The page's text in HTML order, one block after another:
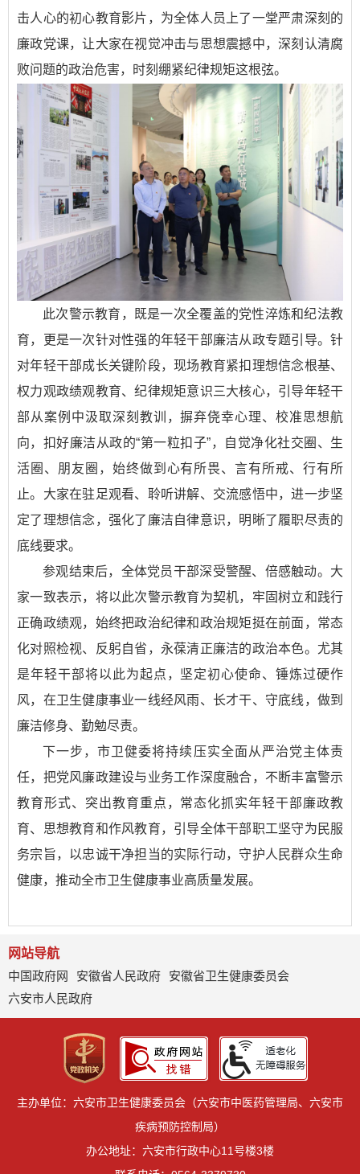
击人心的初心教育影片，为全体人员上了一堂严肃深刻的
廉政党课，让大家在视觉冲击与思想震撼中，深刻认清腐
败问题的政治危害，时刻绷紧纪律规矩这根弦。
此次警示教育，既是一次全覆盖的党性淬炼和纪法教
育，更是一次针对性强的年轻干部廉洁从政专题引导。针
对年轻干部成长关键阶段，现场教育紧扣理想信念根基、
权力观政绩观教育、纪律规矩意识三大核心，引导年轻干
部从案例中汲取深刻教训，摒弃侥幸心理、校准思想航
向，扣好廉洁从政的“第一粒扣子”，自觉净化社交圈、生
活圈、朋友圈，始终做到心有所畏、言有所戒、行有所
止。大家在驻足观看、聆听讲解、交流感悟中，进一步坚
定了理想信念，强化了廉洁自律意识，明晰了履职尽责的
底线要求。
参观结束后，全体党员干部深受警醒、倍感触动。大
家一致表示，将以此次警示教育为契机，牢固树立和践行
正确政绩观，始终把政治纪律和政治规矩挺在前面，常态
化对照检视、反躬自省，永葆清正廉洁的政治本色。尤其
是年轻干部将以此为起点，坚定初心使命、锤炼过硬作
风，在卫生健康事业一线经风雨、长才干、守底线，做到
廉洁修身、勤勉尽责。
下一步，市卫健委将持续压实全面从严治党主体责
任，把党风廉政建设与业务工作深度融合，不断丰富警示
教育形式、突出教育重点，常态化抓实年轻干部廉政教
育、思想教育和作风教育，引导全体干部职工坚守为民服
务宗旨，以忠诚干净担当的实际行动，守护人民群众生命
健康，推动全市卫生健康事业高质量发展。
网站导航
中国政府网
安徽省人民政府
安徽省卫生健康委员会
六安市人民政府
主办单位：六安市卫生健康委员会（六安市中医药管理局、六安市
疾病预防控制局）
办公地址：六安市行政中心11号楼3楼